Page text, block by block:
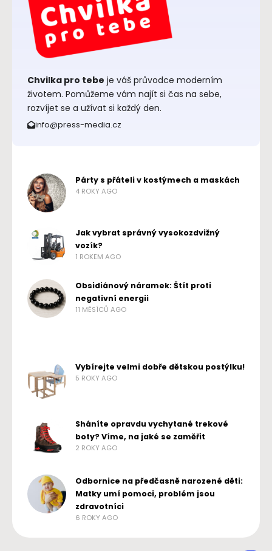
Chvilka pro tebe je váš průvodce moderním
životem. Pomůžeme vám najít si čas na sebe,
rozvíjet se a užívat si každý den.
info@press-media.cz
Párty s přáteli v kostýmech a maskách
4 ROKY AGO
Jak vybrat správný vysokozdvižný
vozík?
1 ROKEM AGO
Obsidiánový náramek: Štít proti
negativní energii
11 MĚSÍCŮ AGO
Vybírejte velmi dobře dětskou postýlku!
5 ROKY AGO
Sháníte opravdu vychytané trekové
boty? Víme, na jaké se zaměřit
2 ROKY AGO
Odbornice na předčasně narozené děti:
Matky umí pomoci, problém jsou
zdravotníci
6 ROKY AGO